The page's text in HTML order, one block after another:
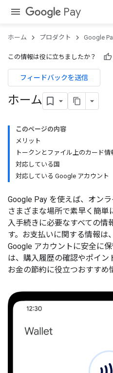
Pay
ホーム プロダクト Google
この情報は役に立ちましたか？
フィードバックを送信
ホーム
このページの内容
メリット
トークンとファイル上のカード情
対応している国
対応している Google アカウント
Google Pay を使えば、オン
さまざまな場所で素早く簡単
入手続きに必要なすべての情
す。お支払いに関する情報は
Google アカウントに安全に
は、購入履歴の確認やポイン
お金の節約に役立つおすすめ